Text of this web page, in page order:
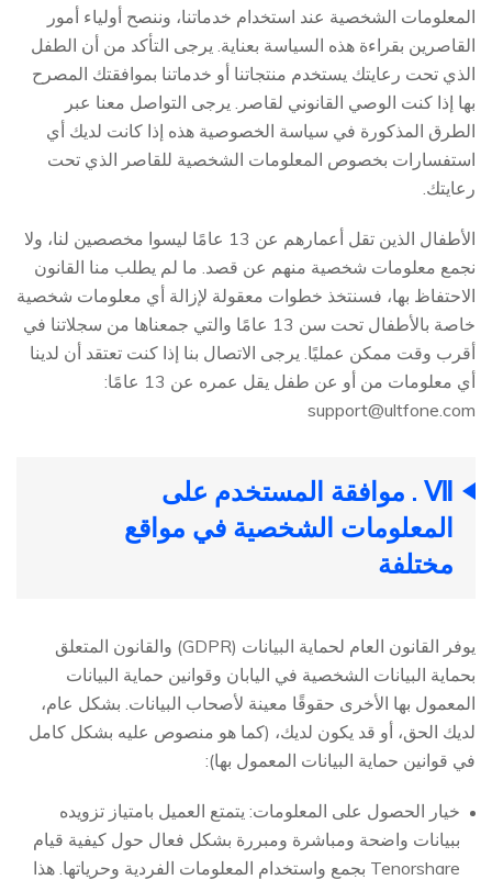
المعلومات الشخصية عند استخدام خدماتنا، وننصح أولياء أمور
القاصرين بقراءة هذه السياسة بعناية. يرجى التأكد من أن الطفل
الذي تحت رعايتك يستخدم منتجاتنا أو خدماتنا بموافقتك المصرح
بها إذا كنت الوصي القانوني لقاصر. يرجى التواصل معنا عبر
الطرق المذكورة في سياسة الخصوصية هذه إذا كانت لديك أي
استفسارات بخصوص المعلومات الشخصية للقاصر الذي تحت
رعايتك.
الأطفال الذين تقل أعمارهم عن 13 عامًا ليسوا مخصصين لنا، ولا
نجمع معلومات شخصية منهم عن قصد. ما لم يطلب منا القانون
الاحتفاظ بها، فسنتخذ خطوات معقولة لإزالة أي معلومات شخصية
خاصة بالأطفال تحت سن 13 عامًا والتي جمعناها من سجلاتنا في
أقرب وقت ممكن عمليًا. يرجى الاتصال بنا إذا كنت تعتقد أن لدينا
أي معلومات من أو عن طفل يقل عمره عن 13 عامًا:
support@ultfone.com
Ⅶ . موافقة المستخدم على
المعلومات الشخصية في مواقع
مختلفة
يوفر القانون العام لحماية البيانات (GDPR) والقانون المتعلق
بحماية البيانات الشخصية في اليابان وقوانين حماية البيانات
المعمول بها الأخرى حقوقًا معينة لأصحاب البيانات. بشكل عام،
لديك الحق، أو قد يكون لديك، (كما هو منصوص عليه بشكل كامل
في قوانين حماية البيانات المعمول بها):
خيار الحصول على المعلومات: يتمتع العميل بامتياز تزويده
ببيانات واضحة ومباشرة ومبررة بشكل فعال حول كيفية قيام
Tenorshare بجمع واستخدام المعلومات الفردية وحرياتها. هذا